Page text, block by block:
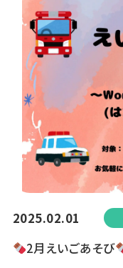
2025.02.01
2月えいごあそび